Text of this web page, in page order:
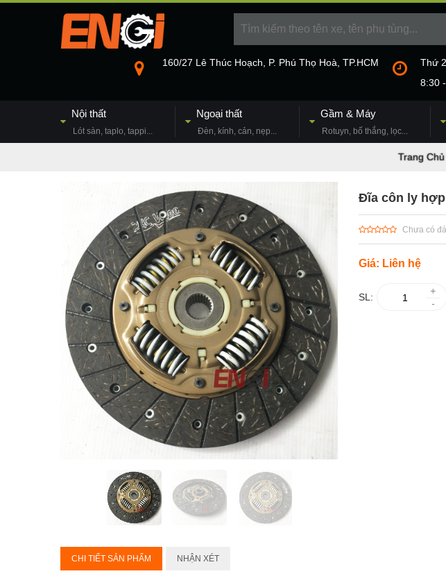
160/27 Lê Thúc Hoạch, P. Phú Thọ Hoà, TP.HCM
Thứ
8:30
Nội thất
Lót sàn, taplo, tappi...
Ngoại thất
Đèn, kính, cản, nẹp...
Gầm & Máy
Rotuyn, bố thắng, lọc...
Trang Chủ
Đĩa côn ly
Chưa có
Giá: Liên hệ
SL:
+
-
CHI TIẾT SẢN PHẨM NHẬN XÉT